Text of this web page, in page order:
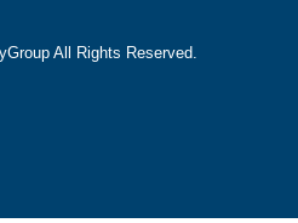
All Rights Reserved.